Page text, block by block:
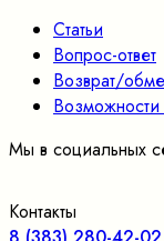
Статьи
Вопрос-ответ
Возврат/
Возможности
Мы в социальных
Контакты